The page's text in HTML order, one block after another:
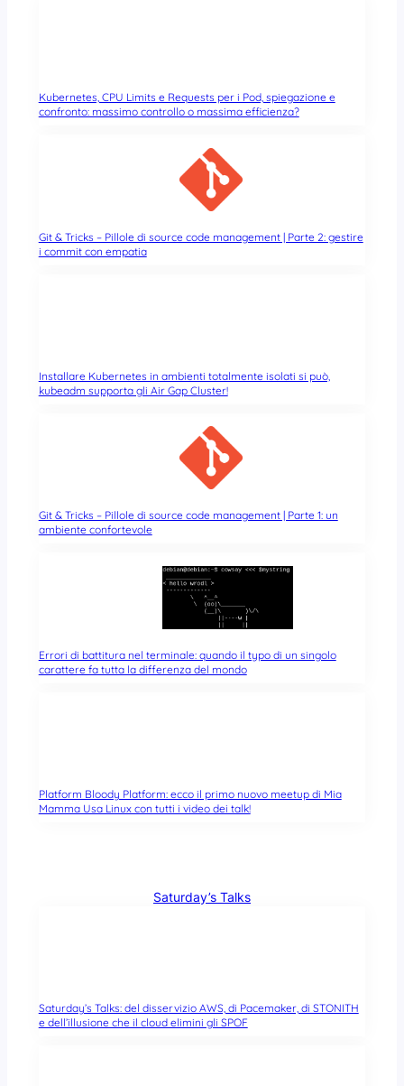
Kubernetes, CPU Limits e Requests per i Pod, spiegazione e
confronto: massimo controllo o massima efficienza?
Git & Tricks – Pillole di source code management | Parte 2: gestire
i commit con empatia
Installare Kubernetes in ambienti totalmente isolati si può,
kubeadm supporta gli Air Gap Cluster!
Git & Tricks – Pillole di source code management | Parte 1: un
ambiente confortevole
Errori di battitura nel terminale: quando il typo di un singolo
carattere fa tutta la differenza del mondo
Platform Bloody Platform: ecco il primo nuovo meetup di Mia
Mamma Usa Linux con tutti i video dei talk!
Saturday’s Talks
Saturday’s Talks: del disservizio AWS, di Pacemaker, di STONITH
e dell’illusione che il cloud elimini gli SPOF